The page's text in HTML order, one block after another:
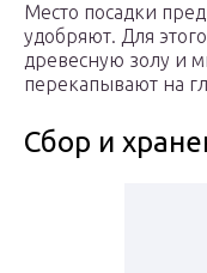
Место посадки
удобряют. Для
древесную золу и
перекапывают на
Сбор и